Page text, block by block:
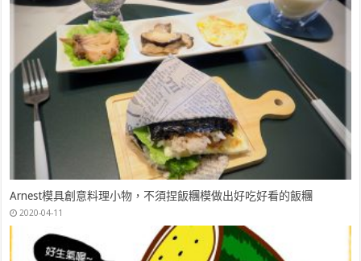
Arnest模具創意料理小物，不須捏飯糰模做出好吃好看的飯糰
2020-04-11